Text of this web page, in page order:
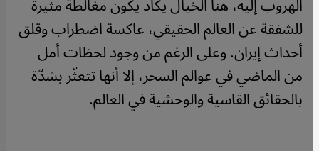
للشفقة عن العالم الحقيقي، عاكسة اضطراب وقلق
أحداث إيران. وعلى الرغم من وجود لحظات أمل
من الماضي في عوالم السحر، إلا أنها تتعثّر بشدّة
بالحقائق القاسية والوحشية في العالم.